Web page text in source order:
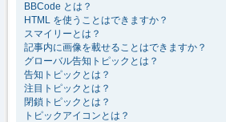
BBCode とは？
HTML を使うことはできますか？
スマイリーとは？
記事内に画像を載せることはできますか？
グローバル告知トピックとは？
告知トピックとは？
注目トピックとは？
閉鎖トピックとは？
トピックアイコンとは？